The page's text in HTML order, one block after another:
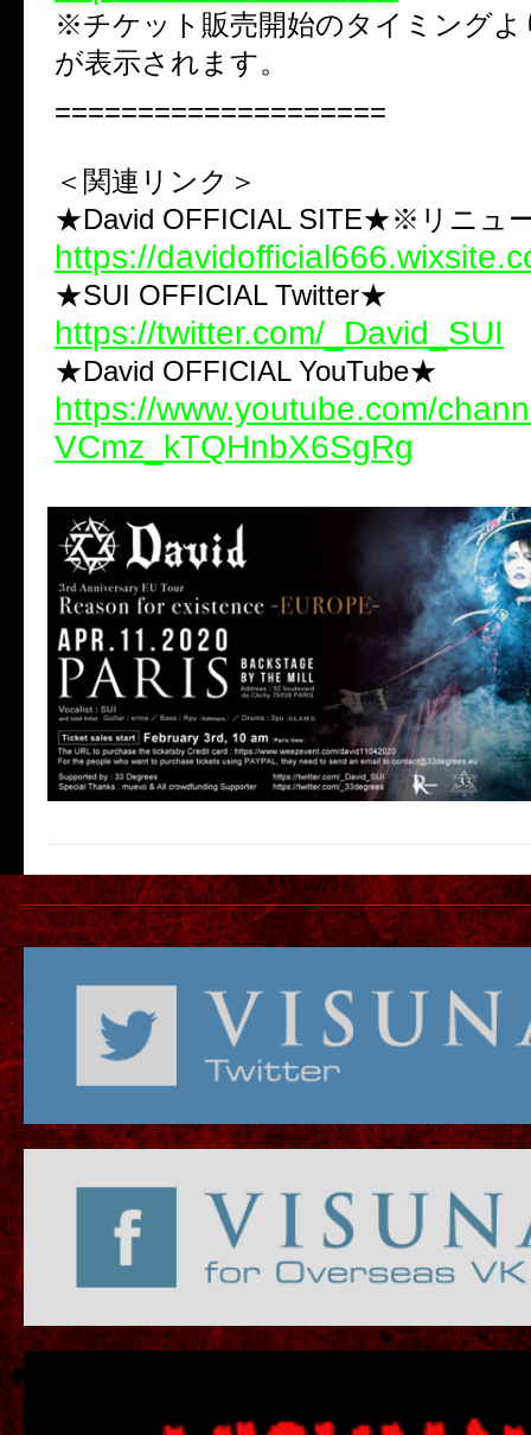
※チケット販売開始のタイミングよ
が表示されます。
====================
＜関連リンク＞
★David OFFICIAL SITE★※リニュ
https://
★SUI OFFICIAL Twitter★
https://twitter.com/_David_SUI
★David OFFICIAL YouTube★
https://www.youtube.com/
VCmz_kTQHnbX6SgRg